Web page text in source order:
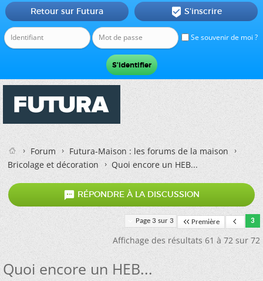
Se souvenir de moi ?
Retour sur Futura  S'inscrire
Forum
Futura-Maison : les forums de la maison
Bricolage et décoration
Quoi encore un HEB...
 RÉPONDRE À LA DISCUSSION
Page 3 sur 3 Première 3
Affichage des résultats 61 à 72 sur 72
Quoi encore un HEB...